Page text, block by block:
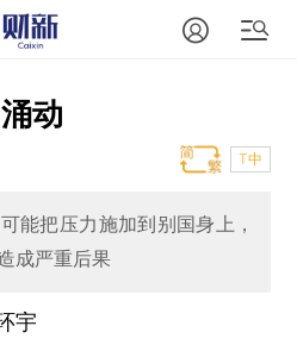
动
T中
能把压力施加到别国身上，
成严重后果
宇